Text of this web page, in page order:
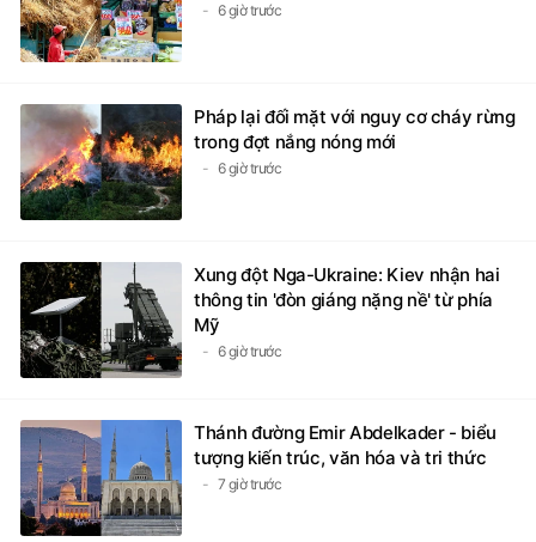
6 giờ trước
Pháp lại đối mặt với nguy cơ cháy rừng
trong đợt nắng nóng mới
6 giờ trước
Xung đột Nga-Ukraine: Kiev nhận hai
thông tin 'đòn giáng nặng nề' từ phía
Mỹ
6 giờ trước
Thánh đường Emir Abdelkader - biểu
tượng kiến trúc, văn hóa và tri thức
7 giờ trước